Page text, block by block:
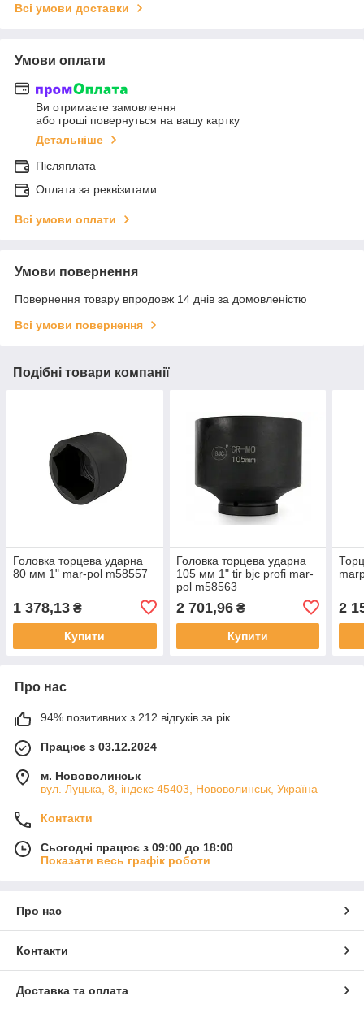
Всі умови доставки
Умови оплати
Ви отримаєте замовлення
або гроші повернуться на вашу картку
Детальніше
Післяплата
Оплата за реквізитами
Всі умови оплати
Умови повернення
Повернення товару впродовж 14 днів за домовленістю
Всі умови повернення
Подібні товари компанії
Головка торцева ударна
80 мм 1" mar-pol m58557
1 378,13 ₴
Купити
Головка торцева ударна
105 мм 1" tir bjc profi mar-
pol m58563
2 701,96₴
Купити
2
Про нас
94% позитивних з 212 відгуків за рік
Працює з 03.12.2024
м. Нововолинськ
вул. Луцька, 8, індекс 45403, Нововолинськ, Україна
Контакти
Сьогодні працює з 09:00 до 18:00
Показати весь графік роботи
Про нас
Контакти
Доставка та оплата